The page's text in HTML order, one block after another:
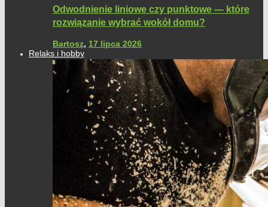
Odwodnienie liniowe czy punktowe — które
rozwiązanie wybrać wokół domu?
Bartosz, 17 lipca 2026
Relaks i hobby